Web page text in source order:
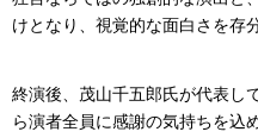
けとなり、視覚的な面白さを存
終演後、茂山千五郎氏が代表し
ら演者全員に感謝の気持ちを込